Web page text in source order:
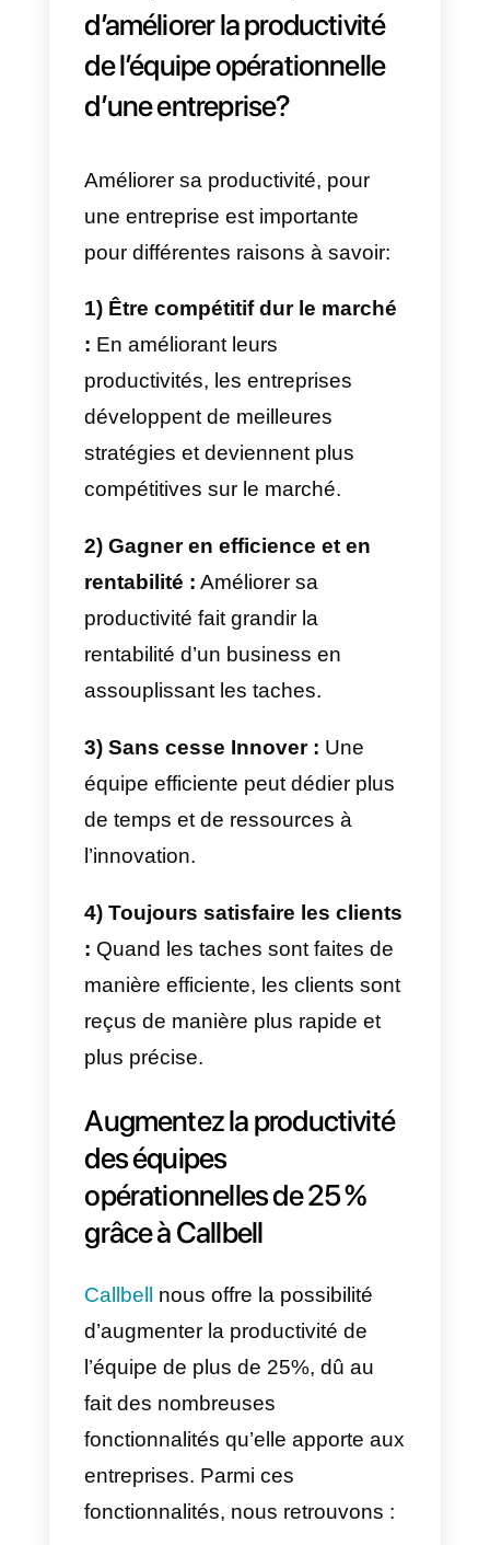
Et le must, mec, c’est que t’as un
max d’avantages : des stats ultra
messages automatiquement
routés, un module CRM de la
pour tout intégrer comme un
Sérieux, Callbell, c’est l’arme
secrète pour améliorer
envie de tester le service, clique
ici. Franchement, ça vaut le
détour, tu vas pas être déçu, j’te
jure !
Pourquoi est-il important
d’améliorer la productivité
de l’équipe opérationnelle
d’une entreprise?
Améliorer sa productivité, pour
une entreprise est importante
pour différentes raisons à savoir:
1) Être compétitif dur le marché
:En améliorant leurs